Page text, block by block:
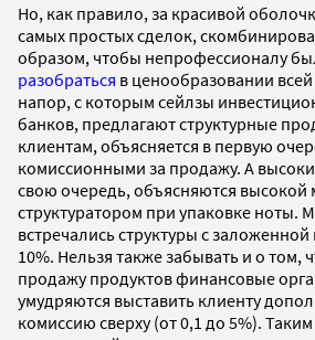
Но, как правило, за красивой
самых простых сделок,
образом, чтобы непрофессионалу
разобраться в ценообразовании
напор, с которым сейлзы
банков, предлагают структурные
клиентам, объясняется в первую
комиссионными за продажу. А
свою очередь, объясняются
структуратором при упаковке ноты.
встречались структуры с
10%. Нельзя также забывать и о том,
продажу продуктов финансовые
умудряются выставить клиенту
комиссию сверху (от 0,1 до 5%).